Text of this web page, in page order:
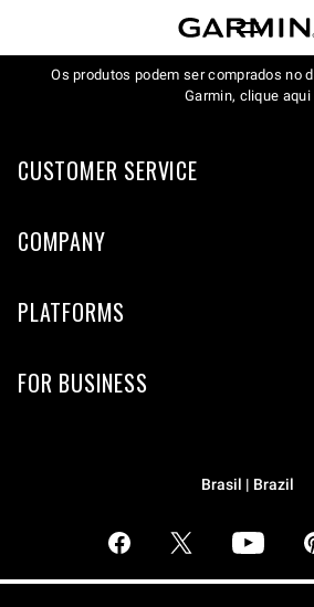
Os produtos podem ser comprados no
Garmin, clique aqui
CUSTOMER SERVICE
COMPANY
PLATFORMS
FOR BUSINESS
Brasil | Brazil